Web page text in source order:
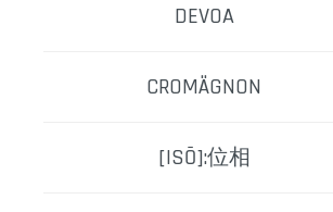
DEVOA
CROMÄGNON
[ISŌ]:位相